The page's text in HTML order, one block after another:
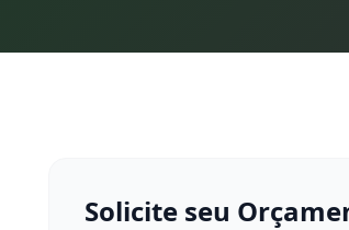
Solicite seu